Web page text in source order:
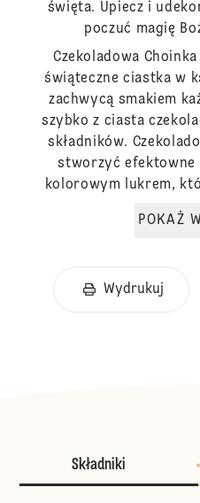
święta. Upiecz i
poczuć magię
Czekoladowa
świąteczne ciastka w
zachwycą smakiem
szybko z ciasta
składników.
stworzyć efektowne
kolorowym lukrem,
Wydrukuj
Składniki